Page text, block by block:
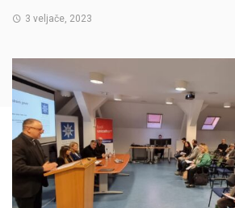
3 veljače, 2023